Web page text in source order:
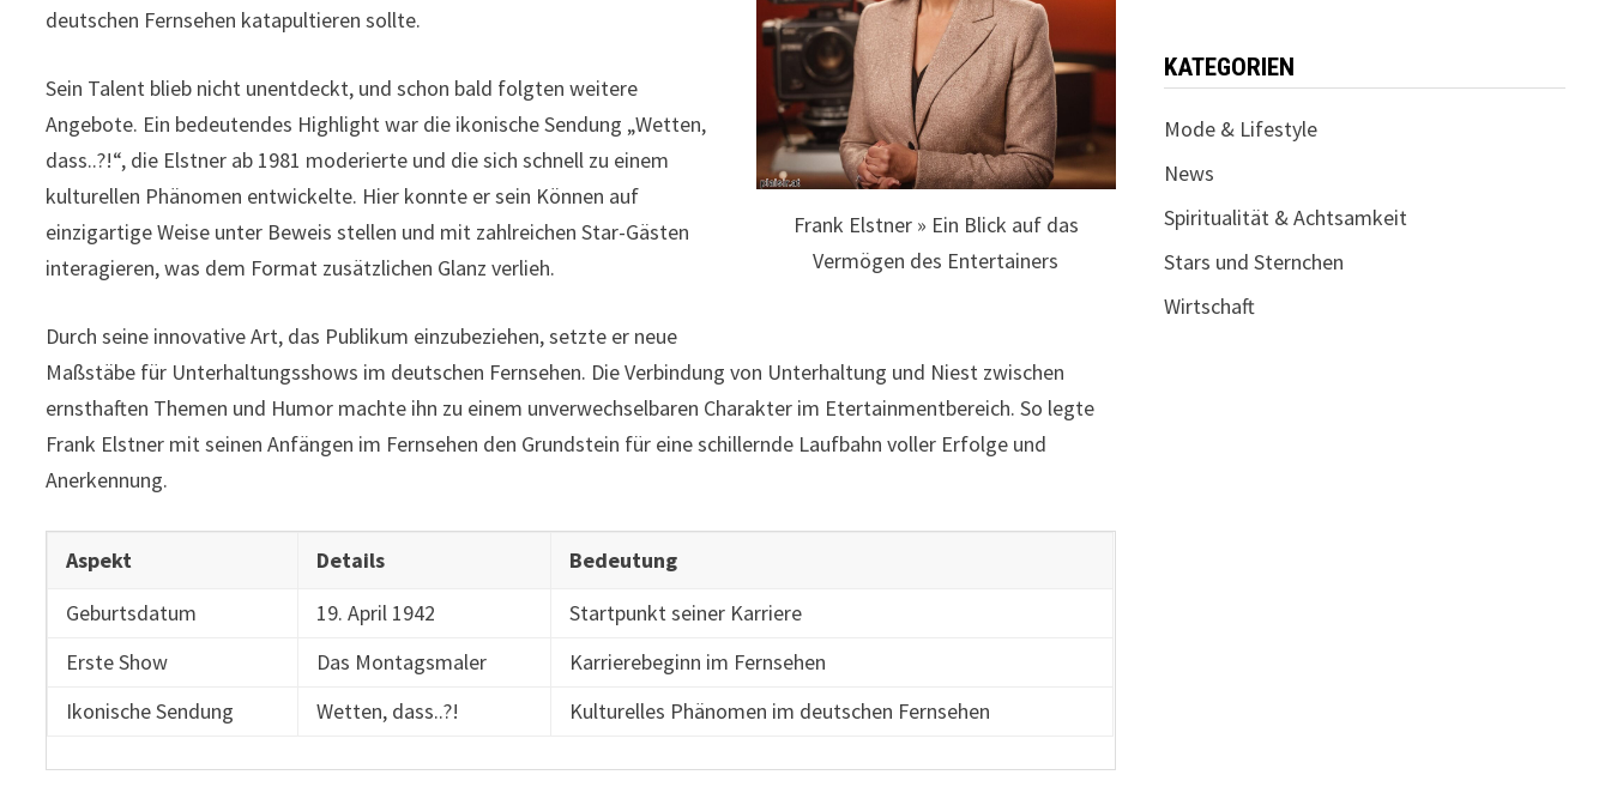
Frank Elstner » Ein Blick auf das
Vermögen des Entertainers
deutschen Fernsehen katapultieren sollte.
Sein Talent blieb nicht unentdeckt, und schon bald folgten weitere
Angebote. Ein bedeutendes Highlight war die ikonische Sendung „Wetten,
dass..?!“, die Elstner ab 1981 moderierte und die sich schnell zu einem
kulturellen Phänomen entwickelte. Hier konnte er sein Können auf
einzigartige Weise unter Beweis stellen und mit zahlreichen Star-Gästen
interagieren, was dem Format zusätzlichen Glanz verlieh.
Durch seine innovative Art, das Publikum einzubeziehen, setzte er neue
Maßstäbe für Unterhaltungsshows im deutschen Fernsehen. Die Verbindung von Unterhaltung und Niest zwischen
ernsthaften Themen und Humor machte ihn zu einem unverwechselbaren Charakter im Etertainmentbereich. So legte
Frank Elstner mit seinen Anfängen im Fernsehen den Grundstein für eine schillernde Laufbahn voller Erfolge und
Anerkennung.
Aspekt Details
Bedeutung
Geburtsdatum
19. April 1942
Startpunkt seiner Karriere
Erste Show
Das Montagsmaler
Karrierebeginn im Fernsehen
Ikonische Sendung
Wetten, dass..?! Kulturelles Phänomen im deutschen Fernsehen
KATEGORIEN
Mode & Lifestyle
News
Spiritualität & Achtsamkeit
Stars und Sternchen
Wirtschaft